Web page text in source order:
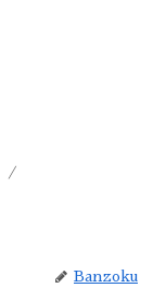
Banzoku